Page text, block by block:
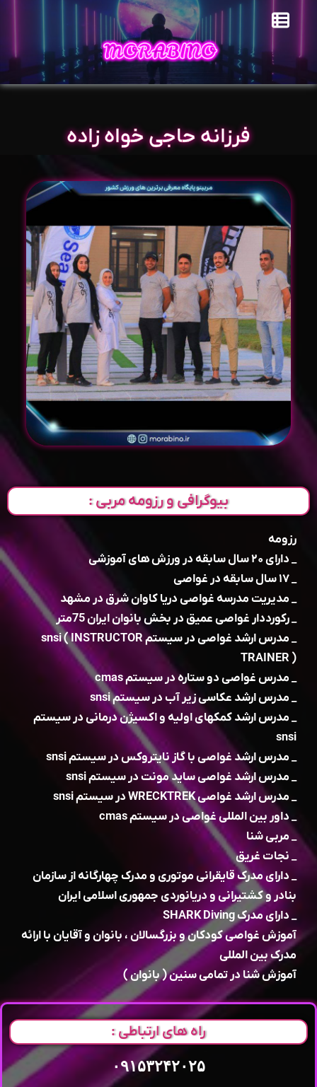
فرزانه حاجی خواه زاده
بیوگرافی و رزومه مربی :
رزومه
_ دارای ۲۰ سال سابقه در ورزش های آموزشی
_ ۱۷ سال سابقه در غواصی
_ مدیریت مدرسه غواصی دریا کاوان شرق در مشهد
_ رکورددار غواصی عمیق در بخش بانوان ایران 75متر
_ مدرس ارشد غواصی در سیستم snsi ( INSTRUCTOR
TRAINER )
_ مدرس غواصی دو ستاره در سیستم cmas
_ مدرس ارشد عکاسی زیر آب در سیستم snsi
_ مدرس ارشد کمکهای اولیه و اکسیژن درمانی در سیستم
snsi
_ مدرس ارشد غواصی با گاز نایتروکس در سیستم snsi
_ مدرس ارشد غواصی ساید مونت در سیستم snsi
_ مدرس ارشد غواصی WRECKTREK در سیستم snsi
_ داور بین المللی غواصی در سیستم cmas
_ مربی شنا
_ نجات غریق
_ دارای مدرک قایقرانی موتوری و مدرک چهارگانه از سازمان
بنادر و کشتیرانی و دریانوردی جمهوری اسلامی ایران
_ دارای مدرک SHARK Diving
آموزش غواصی کودکان و بزرگسالان ، بانوان و آقایان با ارائه
مدرک بین المللی
آموزش شنا در تمامی سنین ( بانوان )
راه های ارتباطی :
۰۹۱۵۳۲۴۲۰۲۵